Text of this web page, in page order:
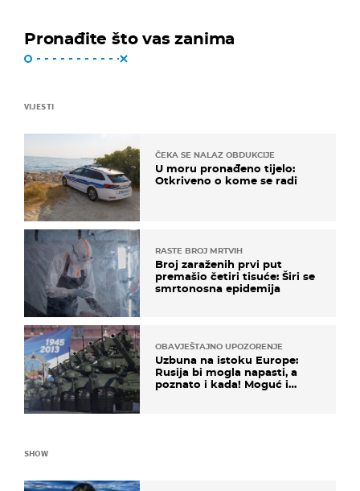
Pronađite što vas zanima
VIJESTI
ČEKA SE NALAZ OBDUKCIJE
U moru pronađeno tijelo:
Otkriveno o kome se radi
RASTE BROJ MRTVIH
Broj zaraženih prvi put
premašio četiri tisuće: Širi se
smrtonosna epidemija
OBAVJEŠTAJNO UPOZORENJE
Uzbuna na istoku Europe:
Rusija bi mogla napasti, a
poznato i kada! Moguć i
SHOW